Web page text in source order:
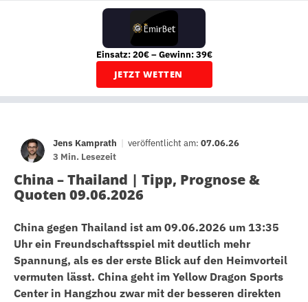
Einsatz: 20€ – Gewinn: 39€
JETZT WETTEN
Jens Kamprath | veröffentlicht am: 07.06.26
3 Min. Lesezeit
China – Thailand | Tipp, Prognose &
Quoten 09.06.2026
China gegen Thailand ist am 09.06.2026 um 13:35
Uhr ein Freundschaftsspiel mit deutlich mehr
Spannung, als es der erste Blick auf den Heimvorteil
vermuten lässt. China geht im Yellow Dragon Sports
Center in Hangzhou zwar mit der besseren direkten